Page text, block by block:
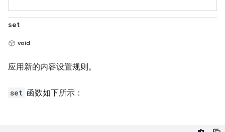
set
void
应用新的内容设置规则。
set 函数如下所示：